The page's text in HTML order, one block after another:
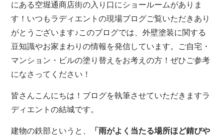
にある空堀通商店街の入り口にショールームがありま
す！いつもラディエントの現場ブログご覧いただきあり
がとうございます♪このブログでは、外壁塗装に関する
豆知識やお家まわりの情報を発信しています。ご自宅・
マンション・ビルの塗り替えをお考えの方！ぜひご参考
になさってください！
皆さんこんにちは！ブログを執筆させていただきますラ
ディエントの結城です。
建物の鉄部というと、
「雨がよく当たる場所ほど錆びや